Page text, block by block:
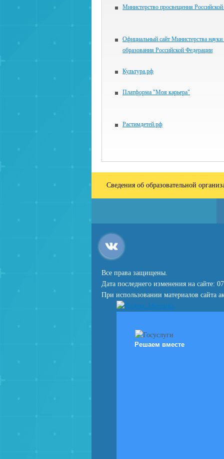
Министерство просвещения
Официальный сайт Министерства
образования Российской Федерации
Культура.рф
Платформа "Моя карьера"
Растимдетей.рф
Сведения об образовательной
Все права защищены.
Дата последнего изменения на сайте:
При использовании материалов сайта
Решаем вместе